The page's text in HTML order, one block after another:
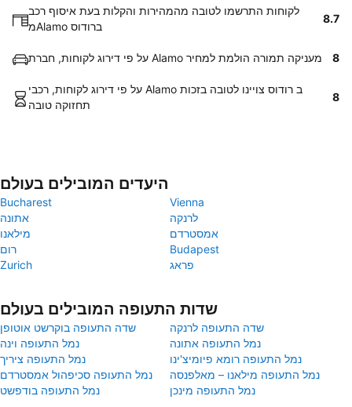
לקוחות התרשמו לטובה מהמהירות והקלות בעת איסוף רכב
מAlamo ברודוס
8.7
על פי דירוג לקוחות, חברת Alamo מעניקה תמורה הולמת למחיר 8
על פי דירוג לקוחות, רכבי Alamo ב רודוס צויינו לטובה בזכות
תחזוקה טובה
8
היעדים המובילים בעולם
Bucharest
Vienna
אתונה
לרנקה
מילאנו
אמסטרדם
רום
Budapest
Zurich
פראג
שדות התעופה המובילים בעולם
שדה התעופה בוקרשט אוטופן
שדה התעופה לרנקה
נמל התעופה וינה
נמל התעופה אתונה
נמל התעופה ציריך
נמל התעופה רומא פיומיצ'ינו
נמל התעופה סכיפהול אמסטרדם
נמל התעופה מילאנו – מאלפנסה
נמל התעופה בודפשט
נמל התעופה מינכן